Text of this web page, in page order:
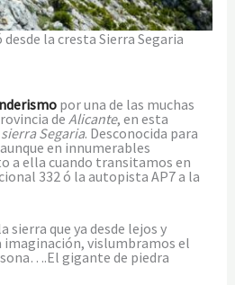
la cresta Sierra Segaria
por una de las muchas
de Alicante, en esta
sierra Segaria. Desconocida para
en innumerables
a ella cuando transitamos en
332 ó la autopista AP7 a la
sierra que ya desde lejos y
imaginación, vislumbramos el
gigante de piedra